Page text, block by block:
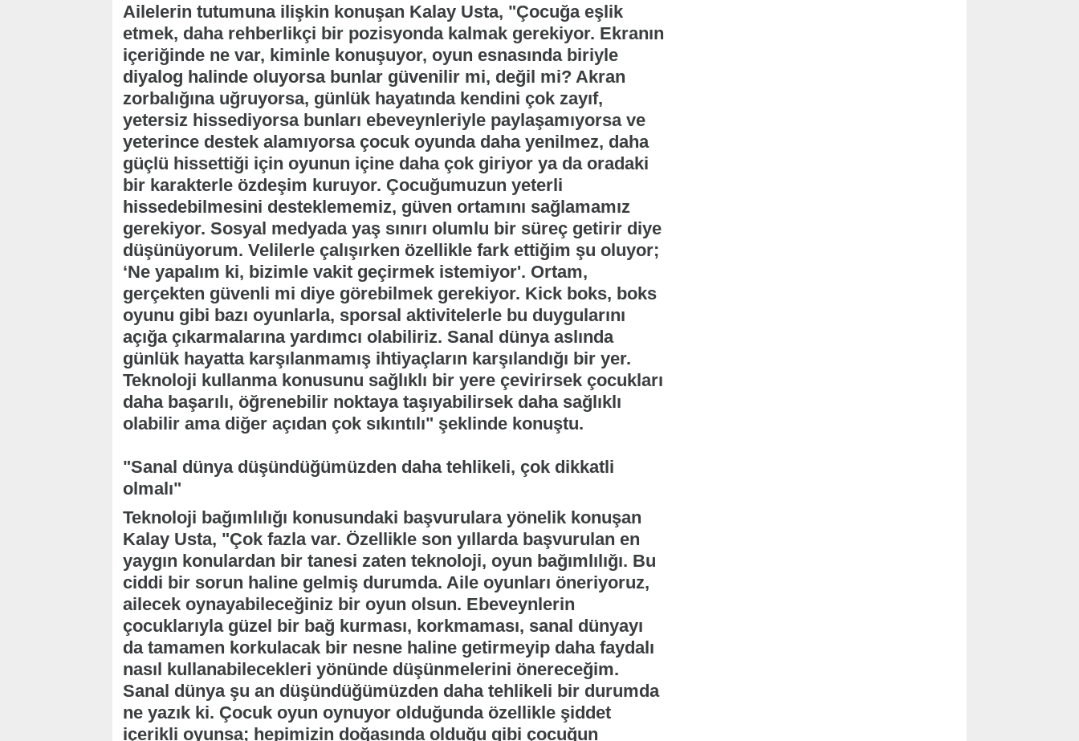
Ailelerin tutumuna ilişkin konuşan Kalay Usta, "Çocuğa eşlik
etmek, daha rehberlikçi bir pozisyonda kalmak gerekiyor. Ekranın
içeriğinde ne var, kiminle konuşuyor, oyun esnasında biriyle
diyalog halinde oluyorsa bunlar güvenilir mi, değil mi? Akran
zorbalığına uğruyorsa, günlük hayatında kendini çok zayıf,
yetersiz hissediyorsa bunları ebeveynleriyle paylaşamıyorsa ve
yeterince destek alamıyorsa çocuk oyunda daha yenilmez, daha
güçlü hissettiği için oyunun içine daha çok giriyor ya da oradaki
bir karakterle özdeşim kuruyor. Çocuğumuzun yeterli
hissedebilmesini desteklememiz, güven ortamını sağlamamız
gerekiyor. Sosyal medyada yaş sınırı olumlu bir süreç getirir diye
düşünüyorum. Velilerle çalışırken özellikle fark ettiğim şu oluyor;
‘Ne yapalım ki, bizimle vakit geçirmek istemiyor'. Ortam,
gerçekten güvenli mi diye görebilmek gerekiyor. Kick boks, boks
oyunu gibi bazı oyunlarla, sporsal aktivitelerle bu duygularını
açığa çıkarmalarına yardımcı olabiliriz. Sanal dünya aslında
günlük hayatta karşılanmamış ihtiyaçların karşılandığı bir yer.
Teknoloji kullanma konusunu sağlıklı bir yere çevirirsek çocukları
daha başarılı, öğrenebilir noktaya taşıyabilirsek daha sağlıklı
olabilir ama diğer açıdan çok sıkıntılı" şeklinde konuştu.
"Sanal dünya düşündüğümüzden daha tehlikeli, çok dikkatli
olmalı"
Teknoloji bağımlılığı konusundaki başvurulara yönelik konuşan
Kalay Usta, "Çok fazla var. Özellikle son yıllarda başvurulan en
yaygın konulardan bir tanesi zaten teknoloji, oyun bağımlılığı. Bu
ciddi bir sorun haline gelmiş durumda. Aile oyunları öneriyoruz,
ailecek oynayabileceğiniz bir oyun olsun. Ebeveynlerin
çocuklarıyla güzel bir bağ kurması, korkmaması, sanal dünyayı
da tamamen korkulacak bir nesne haline getirmeyip daha faydalı
nasıl kullanabilecekleri yönünde düşünmelerini önereceğim.
Sanal dünya şu an düşündüğümüzden daha tehlikeli bir durumda
ne yazık ki. Çocuk oyun oynuyor olduğunda özellikle şiddet
içerikli oyunsa; hepimizin doğasında olduğu gibi çocuğun